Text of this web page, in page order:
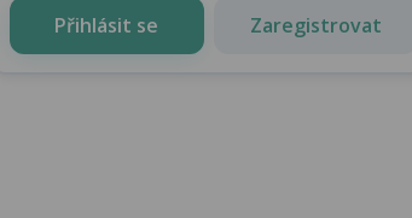
Přihlásit se Zaregistrovat